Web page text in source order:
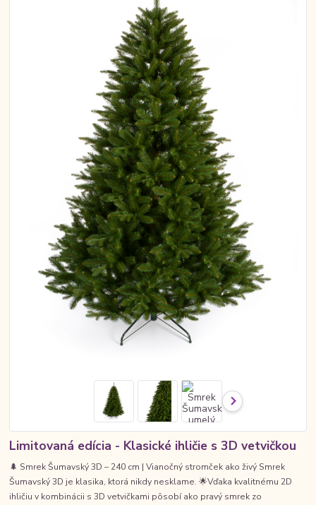
Limitovaná edícia - Klasické ihličie s 3D vetvičkou
🌲 Smrek Šumavský 3D – 240 cm | Vianočný stromček ako živý Smrek
Šumavský 3D je klasika, ktorá nikdy nesklame. 🌟Vďaka kvalitnému 2D
ihličiu v kombinácii s 3D vetvičkami pôsobí ako pravý smrek zo